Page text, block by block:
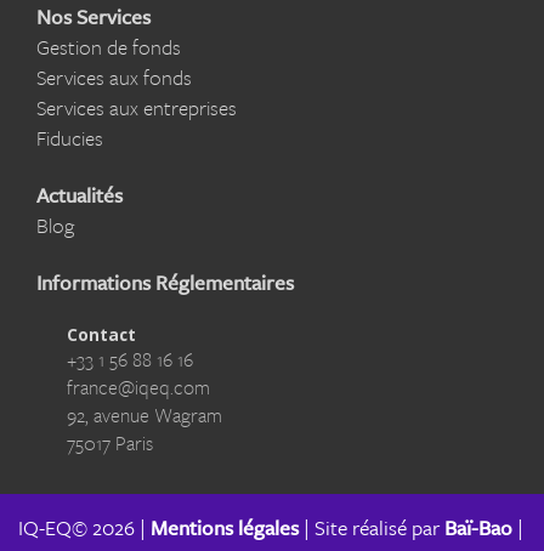
Nos Services
Gestion de fonds
Services aux fonds
Services aux entreprises
Fiducies
Actualités
Blog
Informations Réglementaires
Contact
+33 1 56 88 16 16
france@iqeq.com
92, avenue Wagram
75017 Paris
IQ-EQ© 2026 | Mentions légales| Site réalisé parBaï-Bao |